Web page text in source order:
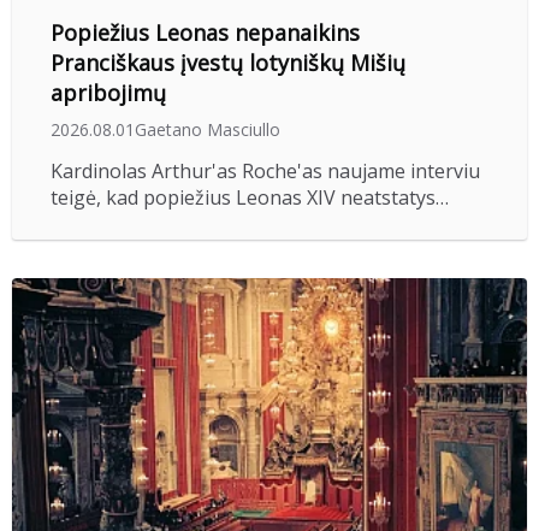
Popiežius Leonas nepanaikins
Pranciškaus įvestų lotyniškų Mišių
apribojimų
2026.08.01 Gaetano Masciullo
Kardinolas Arthur'as Roche'as naujame interviu
teigė, kad popiežius Leonas XIV neatstatys…